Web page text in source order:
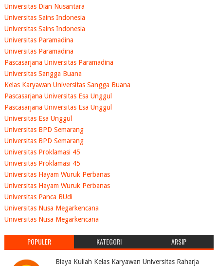
Universitas Dian Nusantara
Universitas Sains Indonesia
Universitas Sains Indonesia
Universitas Paramadina
Universitas Paramadina
Pascasarjana Universitas Paramadina
Universitas Sangga Buana
Kelas Karyawan Universitas Sangga Buana
Pascasarjana Universitas Esa Unggul
Pascasarjana Universitas Esa Unggul
Universitas Esa Unggul
Universitas BPD Semarang
Universitas BPD Semarang
Universitas Proklamasi 45
Universitas Proklamasi 45
Universitas Hayam Wuruk Perbanas
Universitas Hayam Wuruk Perbanas
Universitas Panca BUdi
Universitas Nusa Megarkencana
Universitas Nusa Megarkencana
POPULER KATEGORI ARSIP
Biaya Kuliah Kelas Karyawan Universitas Raharja